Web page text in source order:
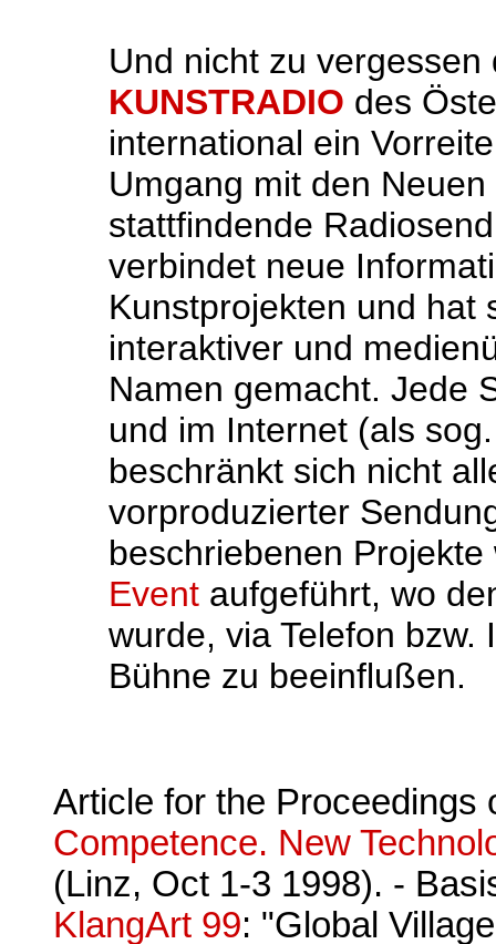
Und nicht zu
KUNSTRADIO des
international ein
Umgang mit den
stattfindende
verbindet neue
Kunstprojekten und hat
interaktiver und
Namen gemacht. Jede
und im Internet (als
beschränkt sich nicht
vorproduzierter
beschriebenen
Event aufgeführt, wo
wurde, via Telefon
Bühne zu beeinflußen.
Article for the
Competence. New
(Linz, Oct 1-3 1998). -
KlangArt 99: "Global